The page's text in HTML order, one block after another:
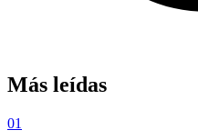
Más leídas
01